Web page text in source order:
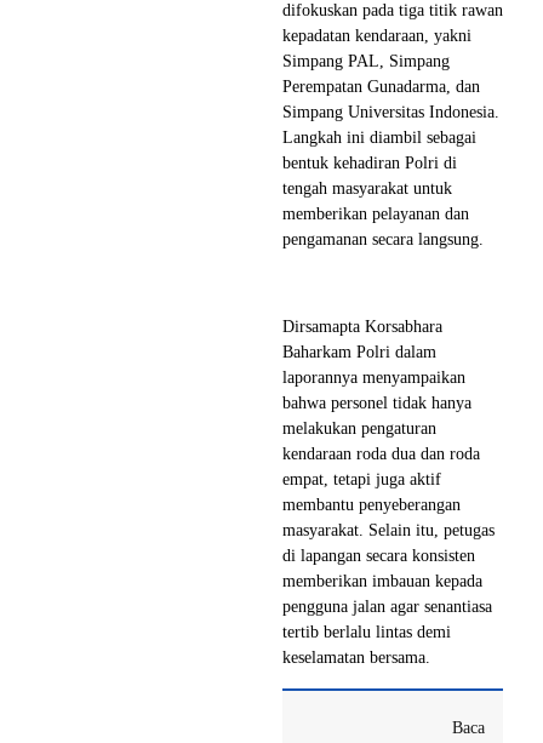
difokuskan pada tiga titik rawan
kepadatan kendaraan, yakni
Simpang PAL, Simpang
Perempatan Gunadarma, dan
Simpang Universitas Indonesia.
Langkah ini diambil sebagai
bentuk kehadiran Polri di
tengah masyarakat untuk
memberikan pelayanan dan
pengamanan secara langsung.
Dirsamapta Korsabhara
Baharkam Polri dalam
laporannya menyampaikan
bahwa personel tidak hanya
melakukan pengaturan
kendaraan roda dua dan roda
empat, tetapi juga aktif
membantu penyeberangan
masyarakat. Selain itu, petugas
di lapangan secara konsisten
memberikan imbauan kepada
pengguna jalan agar senantiasa
tertib berlalu lintas demi
keselamatan bersama.
Baca